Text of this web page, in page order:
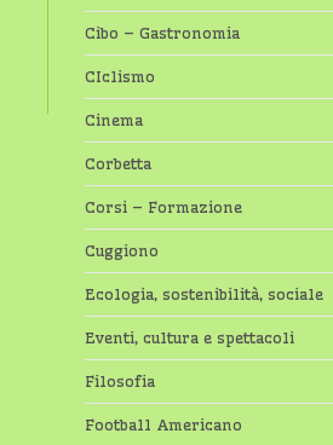
Cibo – Gastronomia
CIclismo
Cinema
Corbetta
Corsi – Formazione
Cuggiono
Ecologia, sostenibilità, sociale
Eventi, cultura e spettacoli
Filosofia
Football Americano